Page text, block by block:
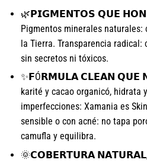
🌿𝗣𝗜𝗚𝗠𝗘𝗡𝗧𝗢𝗦 𝗤𝗨𝗘
Pigmentos minerales
la Tierra. Transparencia
sin secretos ni tóxicos.
✨𝗙Ó𝗥𝗠𝗨𝗟𝗔 𝗖𝗟𝗘𝗔𝗡 𝗤𝗨𝗘
karité y cacao organicó, hidrata
imperfecciones: Xamania es
sensible o con acné: no tapa
camufla y equilibra.
🌞𝗖𝗢𝗕𝗘𝗥𝗧𝗨𝗥𝗔 𝗡𝗔𝗧𝗨𝗥𝗔𝗟,